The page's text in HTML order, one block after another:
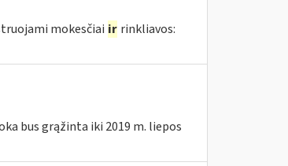
mokesčiai ir rinkliavos:
bus grąžinta iki 2019 m. liepos